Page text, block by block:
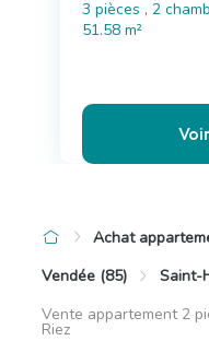
3 pièces , 2
51.58 m²
Achat
Vendée (85)
Saint-
Vente appartement 2
Riez